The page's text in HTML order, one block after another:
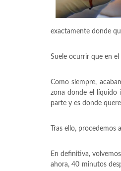
exactamente donde
Suele ocurrir que en
Como siempre,
zona donde el líquido
parte y es donde
Tras ello,
En definitiva,
ahora, 40 minutos